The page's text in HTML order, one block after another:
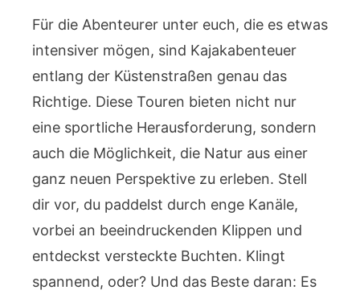
Für die Abenteurer unter euch, die es etwas
intensiver mögen, sind Kajakabenteuer
entlang der Küstenstraßen genau das
Richtige. Diese Touren bieten nicht nur
eine sportliche Herausforderung, sondern
auch die Möglichkeit, die Natur aus einer
ganz neuen Perspektive zu erleben. Stell
dir vor, du paddelst durch enge Kanäle,
vorbei an beeindruckenden Klippen und
entdeckst versteckte Buchten. Klingt
spannend, oder? Und das Beste daran: Es